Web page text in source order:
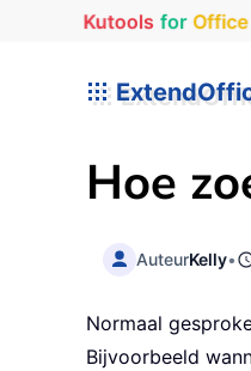
Kutools for Office
Hoe
AuteurKelly•
Normaal
Bijvoorbeeld